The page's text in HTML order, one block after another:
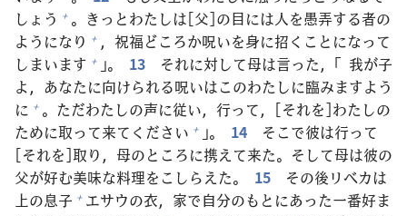
しょう + 。きっとわたしは[父]の目には人を愚弄する者の
ようになり + ， 祝福どころか呪いを身に招くことになって
しまいます + 」。 13 それに対して母は言った，「 我が子
よ，あなたに向けられる呪いはこのわたしに臨みますよう
に + 。ただわたしの声に従い， 行って，[それを]わたしの
ために取って来てください + 」。 14 そこで彼は行って
[それを]取り， 母のところに携えて来た。そして母は彼の
父が好む美味な料理をこしらえた。 15 その後リベカは
上の息子 + エサウの衣， 家で自分のもとにあった一番好ま